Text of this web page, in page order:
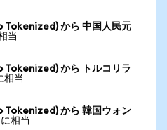
から 中国人民元
当
から トルコリラ
相当
から 韓国ウォン
相当